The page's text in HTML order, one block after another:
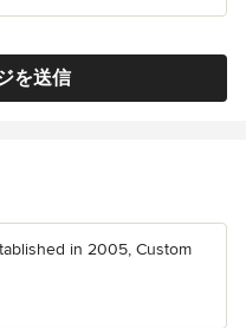
を送信
in 2005, Custom